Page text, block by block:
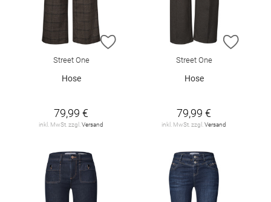
ZUR WUNSCHLISTE HINZUFÜGEN
Street One
Hose
79,99 €
inkl. MwSt. zzgl. Versand
ZUR
Street One
Hose
79,99 €
inkl. MwSt. zzgl. Versand